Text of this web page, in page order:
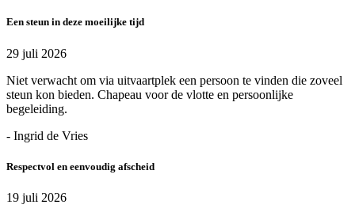
Een steun in deze moeilijke tijd
29 juli 2026
Niet verwacht om via uitvaartplek een persoon te vinden die zoveel
steun kon bieden. Chapeau voor de vlotte en persoonlijke
begeleiding.
- Ingrid de Vries
Respectvol en eenvoudig afscheid
19 juli 2026